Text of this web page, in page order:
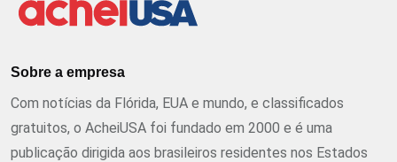
Sobre a empresa
Com notícias da Flórida, EUA e mundo, e classificados
gratuitos, o AcheiUSA foi fundado em 2000 e é uma
publicação dirigida aos brasileiros residentes nos Estados